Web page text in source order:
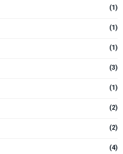
(1)
(1)
(1)
(3)
(1)
(2)
(2)
(4)